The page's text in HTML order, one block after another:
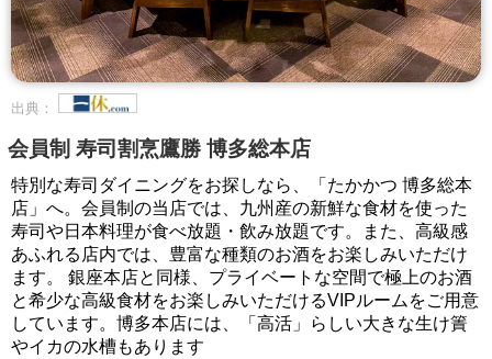
出典：
会員制 寿司割烹鷹勝 博多総本店
特別な寿司ダイニングをお探しなら、「たかかつ 博多総本
店」へ。会員制の当店では、九州産の新鮮な食材を使った
寿司や日本料理が食べ放題・飲み放題です。また、高級感
あふれる店内では、豊富な種類のお酒をお楽しみいただけ
ます。 銀座本店と同様、プライベートな空間で極上のお酒
と希少な高級食材をお楽しみいただけるVIPルームをご用意
しています。博多本店には、「高活」らしい大きな生け簀
やイカの水槽もあります